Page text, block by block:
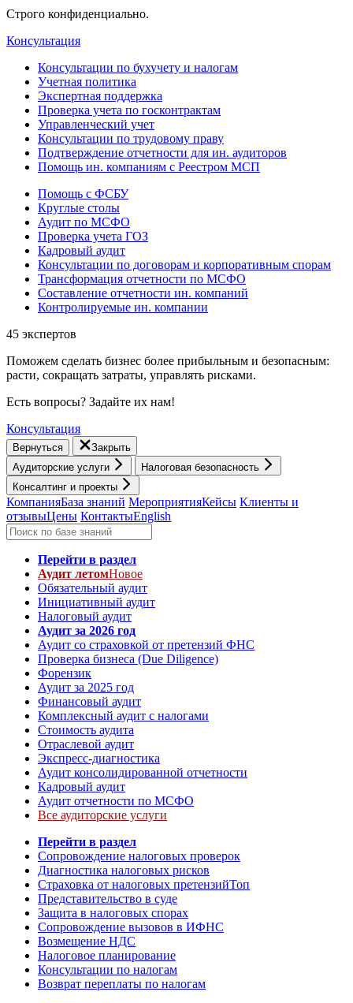
Строго конфиденциально.
Консультация
Консультации по бухучету и налогам
Учетная политика
Экспертная поддержка
Проверка учета по госконтрактам
Управленческий учет
Консультации по трудовому праву
Подтверждение отчетности для ин. аудиторов
Помощь ин. компаниям с Реестром МСП
Помощь с ФСБУ
Круглые столы
Аудит по МСФО
Проверка учета ГОЗ
Кадровый аудит
Консультации по договорам и корпоративным спорам
Трансформация отчетности по МСФО
Составление отчетности ин. компаний
Контролируемые ин. компании
45 экспертов
Поможем сделать бизнес более прибыльным и безопасным:
расти, cокращать затраты, управлять рисками.
Есть вопросы? Задайте их нам!
Консультация
Вернуться
Закрыть
Аудиторские услуги
Налоговая безопасность
Консалтинг и проекты
КомпанияБаза знаний МероприятияКейсы Клиенты и
отзывыЦены КонтактыEnglish
Перейти в раздел
Аудит летомНовое
Обязательный аудит
Инициативный аудит
Налоговый аудит
Аудит за 2026 год
Аудит со страховкой от претензий ФНС
Проверка бизнеса (Due Diligence)
Форензик
Аудит за 2025 год
Финансовый аудит
Комплексный аудит с налогами
Стоимость аудита
Отраслевой аудит
Экспресс-диагностика
Аудит консолидированной отчетности
Кадровый аудит
Аудит отчетности по МСФО
Все аудиторские услуги
Перейти в раздел
Сопровождение налоговых проверок
Диагностика налоговых рисков
Страховка от налоговых претензийТоп
Представительство в суде
Защита в налоговых спорах
Сопровождение вызовов в ИФНС
Возмещение НДС
Налоговое планирование
Консультации по налогам
Возврат переплаты по налогам